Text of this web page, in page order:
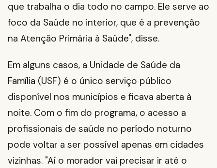
que trabalha o dia todo no campo. Ele serve ao
foco da Saúde no interior, que é a prevenção
na Atenção Primária à Saúde", disse.
Em alguns casos, a Unidade de Saúde da
Família (USF) é o único serviço público
disponível nos municípios e ficava aberta à
noite. Com o fim do programa, o acesso a
profissionais de saúde no período noturno
pode voltar a ser possível apenas em cidades
vizinhas. "Aí o morador vai precisar ir até o